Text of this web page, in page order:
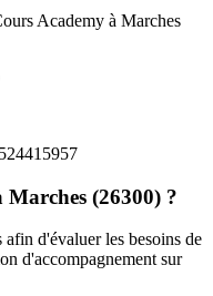
Academy à Marches
(26300) ?
d'évaluer les besoins de
d'accompagnement sur